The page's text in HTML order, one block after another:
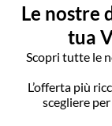
Le nostre
tua
Scopri tutte le
L’offerta più
scegliere